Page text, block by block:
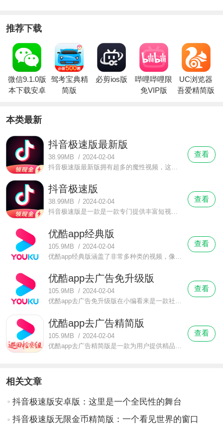
推荐下载
微信9.1.0版
本下载安卓
驾考宝典精
简版
必剪ios版
哔哩哔哩限
免VIP版
UC浏览器
吾爱精简版
本类最新
抖音极速版最新版
38.99MB / 2024-02-04
抖音极速版最新版拥有超多的魔性视频，这是一款休闲娱乐的视频软件，不管身处何处，都能够给你带来轻松的开怀一笑。早上起来打开抖音，用一个有趣的短视频打开美好的一天;在公交车上，打开抖音享受这安逸的时光。
查看
抖音极速版
38.99MB / 2024-02-04
抖音极速版是一款是一款专门提供丰富短视频供用户观看的短视频软件，每一个瞬间都弥足精彩。作为中国最受欢迎的短视频平台，抖音聚集了众多的人才，这些短视频达人们总能给到我们特别的精彩，有帅气的男生在镜头前面展示自己酷炫的舞姿。
查看
优酷app经典版
105.9MB / 2024-02-04
查看
优酷app去广告免升级版
105.9MB / 2024-02-04
优酷app去广告免升级版在小编看来是一款社交型的视频观看软件哦，在这款软件里面，当用户看到好看的剧情或者好看的电视剧的时候，是可以一键分享到你的微博、微信或者朋友圈跟好友们共享的哦，跟你一样喜欢看这部剧的好友们就会跟你互动啦。
查看
优酷app去广告精简版
105.9MB / 2024-02-04
优酷app去广告精简版是一款为用户提供精品视频资料的手机软件，在这个软件上面的视频都是属于精品资源哦，如果你在这边观看视频，你可以不用担心会看到非常多不感兴趣的视频，为什么呢?因为这款软件会运用大数据的分析，为你推荐你喜欢的类型的节目。
查看
相关文章
抖音极速版安卓版：这里是一个全民性的舞台
抖音极速版无限金币精简版：一个看见世界的窗口